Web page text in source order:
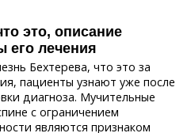
это, описание
его лечения
Бехтерева, что это за
пациенты узнают уже после
диагноза. Мучительные
с ограничением
являются признаком